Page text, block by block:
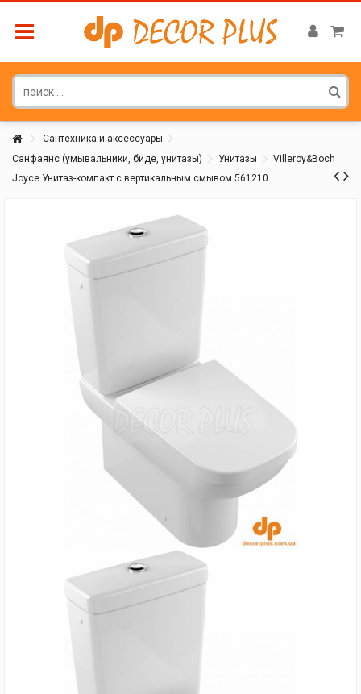
Сантехника и аксессуары
Санфаянс (умывальники, биде, унитазы)
Унитазы
Villeroy&Boch
Joyce Унитаз-компакт с вертикальным смывом 561210